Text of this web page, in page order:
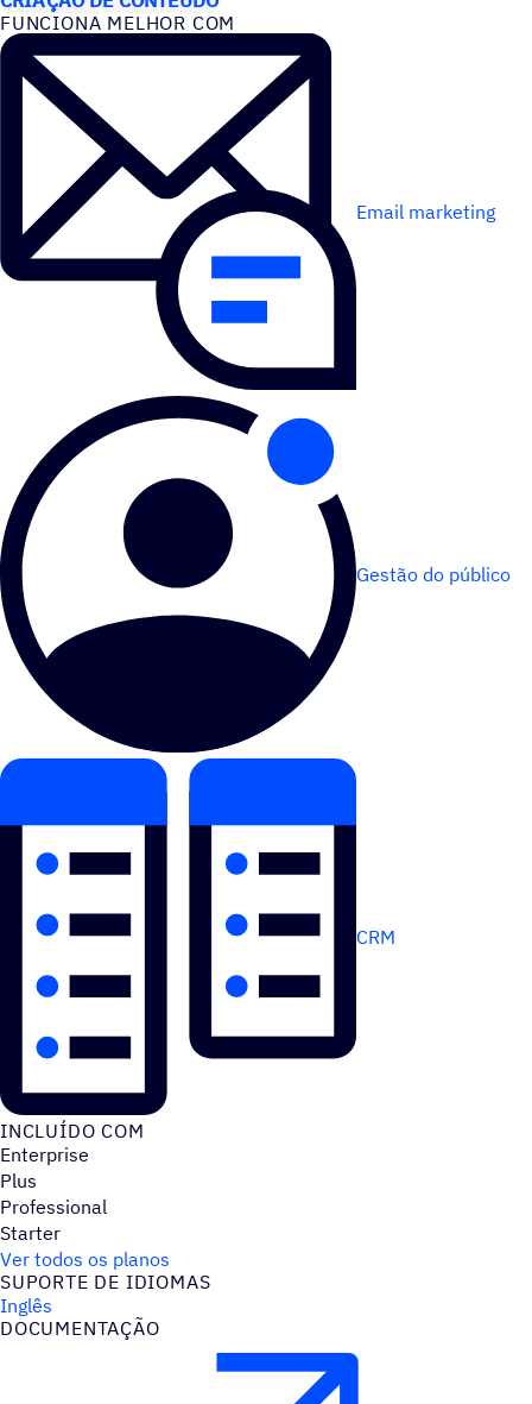
FUNCIONA MELHOR COM
Email marketing
Gestão do público
CRM
INCLUÍDO COM
Enterprise
Plus
Professional
Starter
Ver todos os planos
SUPORTE DE IDIOMAS
Inglês
DOCUMENTAÇÃO